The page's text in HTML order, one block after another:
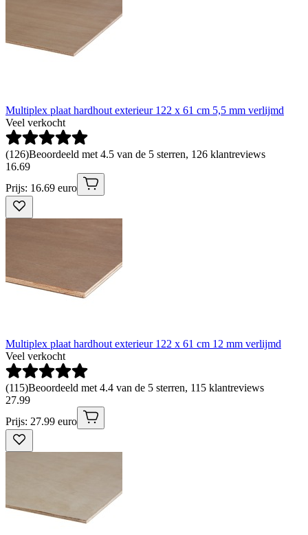
Multiplex plaat hardhout exterieur 122 x 61 cm 5,5 mm verlijmd
Veel verkocht
(126)Beoordeeld met 4.5 van de 5 sterren, 126 klantreviews
16.69
Prijs: 16.69 euro
Multiplex plaat hardhout exterieur 122 x 61 cm 12 mm verlijmd
Veel verkocht
(115)Beoordeeld met 4.4 van de 5 sterren, 115 klantreviews
27.99
Prijs: 27.99 euro